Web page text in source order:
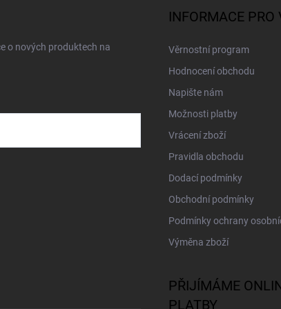
o nových produktech na
INFORMACE PRO
Věrnostní program
Hodnocení obchodu
Napište nám
Možnosti platby
Vrácení zboží
Pravidla obchodu
Dodací podmínky
Obchodní podmínky
Podmínky ochrany
Výměna zboží
PŘIJÍMÁME
PLATBY